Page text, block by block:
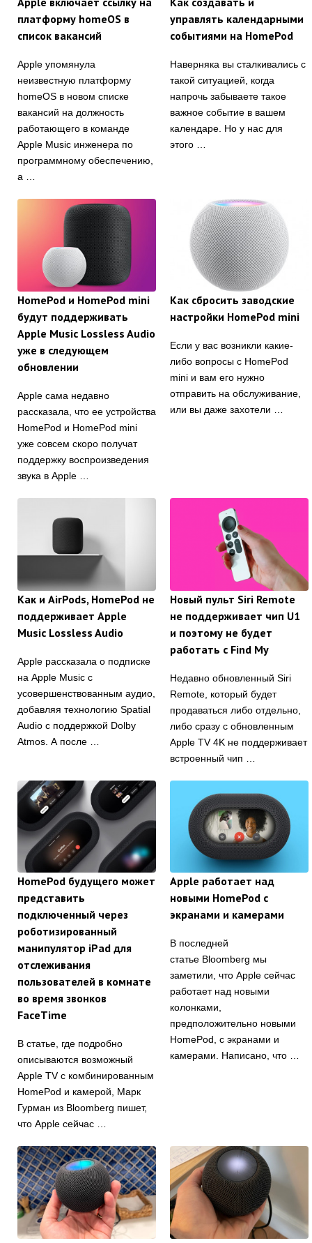
платформу homeOS в
список вакансий
Apple упомянула
неизвестную платформу
homeOS в новом списке
вакансий на должность
работающего в команде
Apple Music инженера по
программному обеспечению,
а …
управлять календарными
событиями на HomePod
Наверняка вы сталкивались с
такой ситуацией, когда
напрочь забываете такое
важное событие в вашем
календаре. Но у нас для
этого …
HomePod и HomePod mini
будут поддерживать
Apple Music Lossless Audio
уже в следующем
обновлении
Apple сама недавно
рассказала, что ее устройства
HomePod и HomePod mini
уже совсем скоро получат
поддержку воспроизведения
звука в Apple …
Как сбросить заводские
настройки HomePod mini
Если у вас возникли какие-
либо вопросы с HomePod
mini и вам его нужно
отправить на обслуживание,
или вы даже захотели …
Как и AirPods, HomePod не
поддерживает Apple
Music Lossless Audio
Apple рассказала о подписке
на Apple Music с
усовершенствованным аудио,
добавляя технологию Spatial
Audio с поддержкой Dolby
Atmos. А после …
Новый пульт Siri Remote
не поддерживает чип U1
и поэтому не будет
работать с Find My
Недавно обновленный Siri
Remote, который будет
продаваться либо отдельно,
либо сразу с обновленным
Apple TV 4K не поддерживает
встроенный чип …
HomePod будущего может
представить
подключенный через
роботизированный
манипулятор iPad для
отслеживания
пользователей в комнате
во время звонков
FaceTime
В статье, где подробно
описываются возможный
Apple TV с комбинированным
HomePod и камерой, Марк
Гурман из Bloomberg пишет,
что Apple сейчас …
Apple работает над
новыми HomePod с
экранами и камерами
В последней
статье Bloomberg мы
заметили, что Apple сейчас
работает над новыми
колонками,
предположительно новыми
HomePod, с экранами и
камерами. Написано, что …